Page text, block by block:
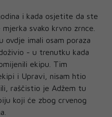
i kada osjetite da ste
svako krvno zrnce.
ovdje imali osam poraza
- u trenutku kada
ekipu. Tim
i Upravi, nisam htio
raščistio je Adžem tu
koji će zbog crvenog